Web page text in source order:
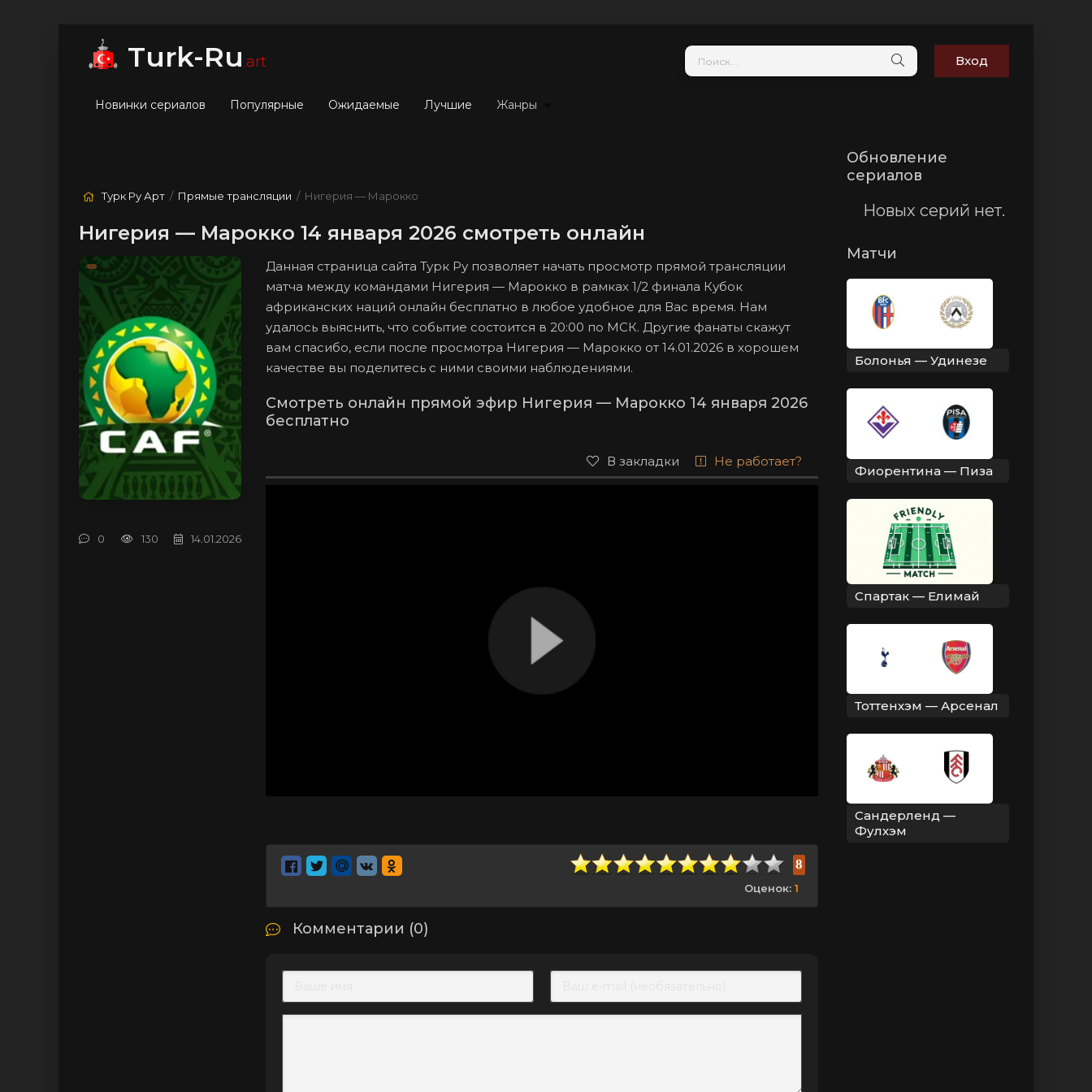
Turk-Ru.art Вход
Новинки сериалов Популярные Ожидаемые Лучшие Жанры
Турк Ру Арт / Прямые трансляции / Нигерия — Марокко
Нигерия — Марокко 14 января 2026 смотреть онлайн
14.01.2026
130
0
Данная страница сайта Турк Ру позволяет начать просмотр прямой трансляции
матча между командами Нигерия — Марокко в рамках 1/2 финала Кубок
африканских наций онлайн бесплатно в любое удобное для Вас время. Нам
удалось выяснить, что событие состоится в 20:00 по МСК. Другие фанаты скажут
вам спасибо, если после просмотра Нигерия — Марокко от 14.01.2026 в хорошем
качестве вы поделитесь с ними своими наблюдениями.
Смотреть онлайн прямой эфир Нигерия — Марокко 14 января 2026
бесплатно
В закладки Не работает?
8
Оценок: 1
Комментарии (0)
Обновление
сериалов
Новых серий нет.
Матчи
Болонья — Удинезе
Фиорентина — Пиза
Спартак — Елимай
Тоттенхэм — Арсенал
Сандерленд —
Фулхэм